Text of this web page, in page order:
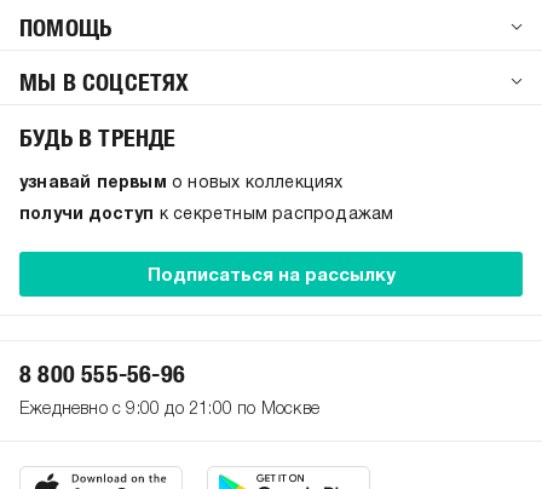
ПОМОЩЬ
МЫ В СОЦСЕТЯХ
БУДЬ В ТРЕНДЕ
узнавай первым о новых коллекциях
получи доступ
к секретным распродажам
Подписаться на рассылку
8 800 555-56-96
Ежедневно с 9:00 до 21:00 по Москве